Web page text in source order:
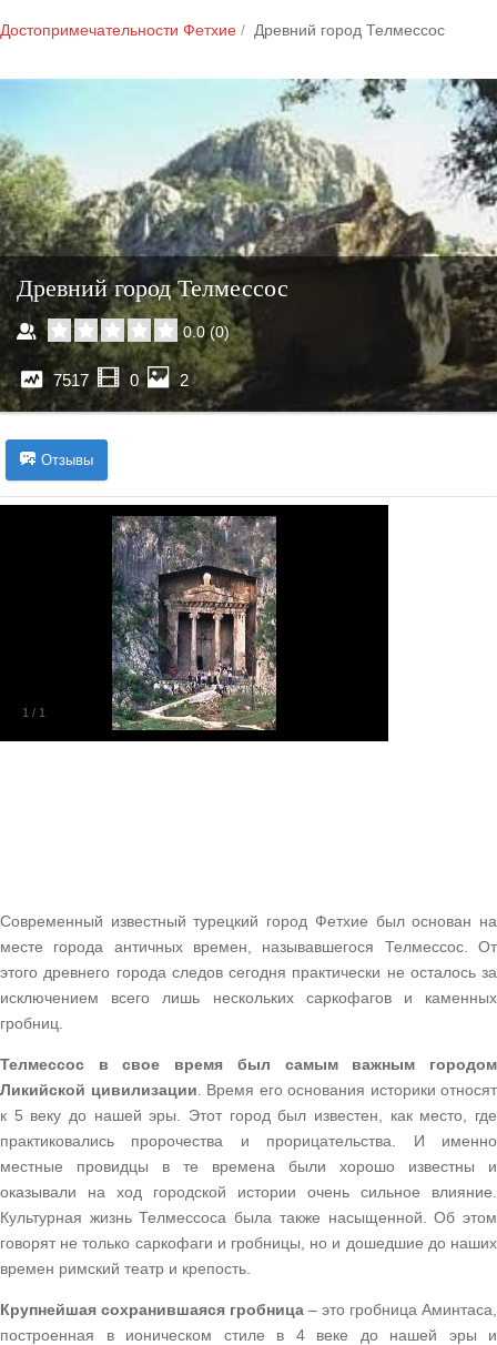
Достопримечательности Фетхие Древний город Телмессос
Древний город Телмессос
0.0(0)
7517 0 2
Отзывы
1 / 1
Современный известный турецкий город Фетхие был основан на
месте города античных времен, называвшегося Телмессос. От
этого древнего города следов сегодня практически не осталось за
исключением всего лишь нескольких саркофагов и каменных
гробниц.
Телмессос в свое время был самым важным городом
Ликийской цивилизации . Время его основания историки относят
к 5 веку до нашей эры. Этот город был известен, как место, где
практиковались пророчества и прорицательства. И именно
местные провидцы в те времена были хорошо известны и
оказывали на ход городской истории очень сильное влияние.
Культурная жизнь Телмессоса была также насыщенной. Об этом
говорят не только саркофаги и гробницы, но и дошедшие до наших
времен римский театр и крепость.
Крупнейшая сохранившаяся гробница – это гробница Аминтаса,
построенная в ионическом стиле в 4 веке до нашей эры и